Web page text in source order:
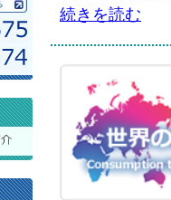
続きを読む